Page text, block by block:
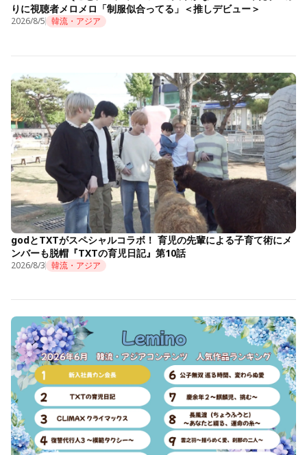
りに視聴者メロメロ「制服似合ってる」＜推しデビュー＞
2026/8/5 韓流・アジア
godとTXTがスペシャルコラボ！ 育児の先輩による子育て術にメ
ンバーも脱帽『TXTの育児日記』第10話
2026/8/3 韓流・アジア